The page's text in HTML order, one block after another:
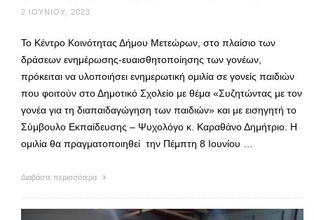
2 ΙΟΥΝΊΟΥ, 2023
Το Κέντρο Κοινότητας Δήμου Μετεώρων, στο πλαίσιο των
δράσεων ενημέρωσης-ευαισθητοποίησης των γονέων,
πρόκειται να υλοποιήσει ενημερωτική ομιλία σε γονείς παιδιών
που φοιτούν στο Δημοτικό Σχολείο με θέμα «Συζητώντας με τον
γονέα για τη διαπαιδαγώγηση των παιδιών» και με εισηγητή το
Σύμβουλο Εκπαίδευσης – Ψυχολόγο κ. Καραθάνο Δημήτριο. Η
ομιλία θα πραγματοποιηθεί την Πέμπτη 8 Ιουνίου …
Διαβάστε περισσότερα